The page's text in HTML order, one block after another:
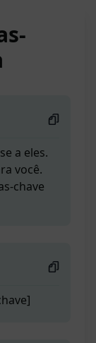
a eles.
você.
chave